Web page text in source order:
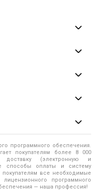
программного обеспечения.
покупателям более 8 000
доставку (электронную и
способы оплаты и систему
все необходимые
программного
— наша профессия!